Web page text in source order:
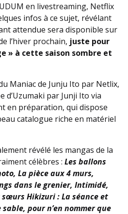
en livestreaming, Netflix
infos à ce sujet, révélant
attendue sera disponible sur
l’hiver prochain, juste pour
» à cette saison sombre et
Maniac de Junju Ito par Netlix,
d’Uzumaki par Junji Ito via
en préparation, qui dispose
catalogue riche en matériel
révélé les mangas de la
célèbres : Les ballons
La pièce aux 4 murs,
dans le grenier, Intimidé,
Hikizuri : La séance et
pour n’en nommer que